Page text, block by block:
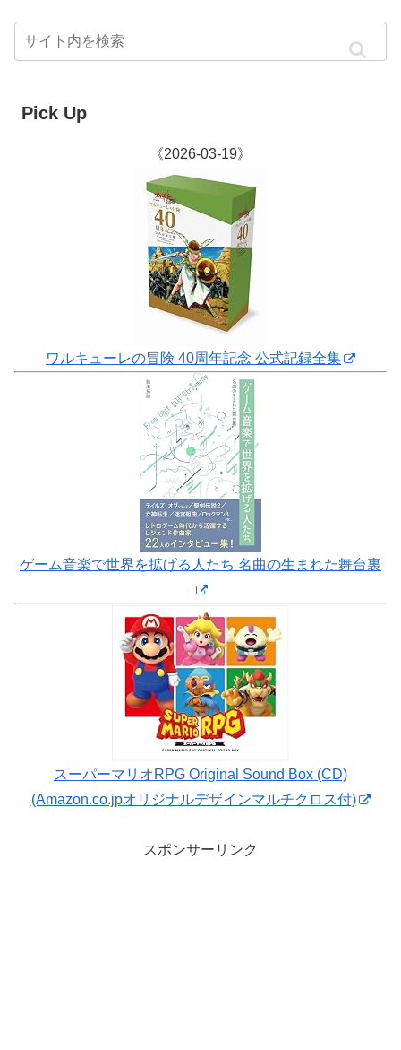
Pick Up
《2026-03-19》
ワルキューレの冒険 40周年記念 公式記録全集
ゲーム音楽で世界を拡げる人たち 名曲の生まれた舞台裏
スーパーマリオRPG Original Sound Box (CD)
(Amazon.co.jpオリジナルデザインマルチクロス付)
スポンサーリンク